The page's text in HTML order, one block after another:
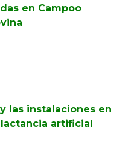
en Campoo
las instalaciones en
artificial